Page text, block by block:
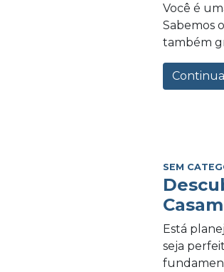
Você é
Sabemos
também
SEM
Está
seja